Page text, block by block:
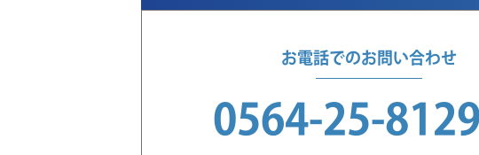
お電話でのお問い合わせ
0564-25-8129